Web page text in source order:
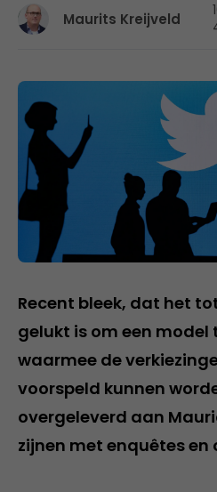
Maurits Kreijveld
Recent bleek, dat het
gelukt is om een model
waarmee de
voorspeld kunnen
overgeleverd aan
zijnen met enquêtes en